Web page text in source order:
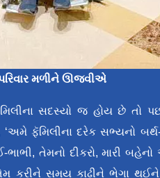
મળીને ઊજવીએ
સદસ્યો જ હોય છે તો
‘અમે ફૅમિલીના દરેક સભ્યનો
તેમનો દીકરો, મારી
કરીને સમય કાઢીને ભેગા